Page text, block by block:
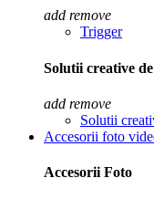
add remove
Trigger
Solutii creative
add remove
Solutii
Accesorii foto
Accesorii Foto